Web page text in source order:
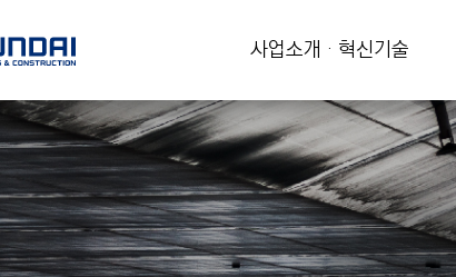
사업소개 · 혁신기술